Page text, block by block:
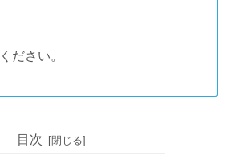
ださい。
目次